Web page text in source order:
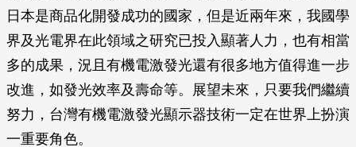
日本是商品化開發成功的國家，但是近兩年來，我國學
界及光電界在此領域之研究已投入顯著人力，也有相當
多的成果，況且有機電激發光還有很多地方值得進一步
改進，如發光效率及壽命等。展望未來，只要我們繼續
努力，台灣有機電激發光顯示器技術一定在世界上扮演
一重要角色。